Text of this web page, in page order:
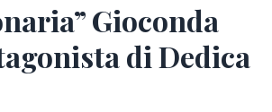
Gioconda
di Dedica